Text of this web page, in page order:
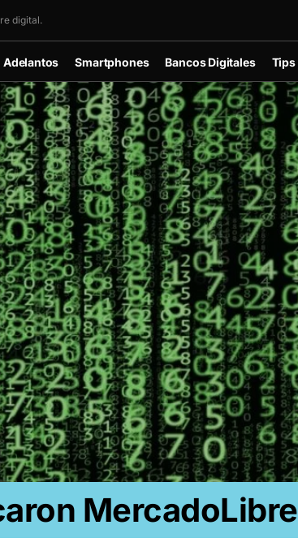
digital.
Adelantos Smartphones Bancos Digitales Tips
MercadoLibre